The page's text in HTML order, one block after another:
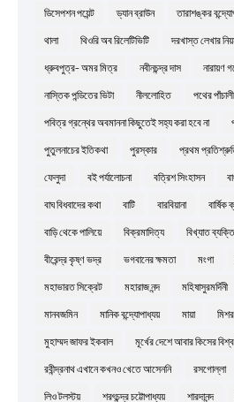
ডিসেপশন পয়েন্ট ড্যান ব্রাউন তারাশঙ্কর
থালা থিওরি অব রিলেটিভিটি দরখাস্ত লেখার
ধ্রুবপুত্র- অমর মিত্র নবীনচন্দ্র দাস নারায়ণ
নাস্তিক পন্ডিতের ভিটা নীললোহিত পথের পাঁচালী
পবিত্র গ্রন্থের অবমাননা কিছুতেই সহ্য করা হবে না
পুতুলনাচের ইতিকথা পুরস্কার প্রথম
ফেলুদা বই পর্যালোচনা বত্রিশ সিংহাসন
বাঘ বিধবাদের কথা বাটি বারবিয়ানা
বাড়ি থেকে পালিয়ে বিক্রমাদিত্য বিখ্যাত
বীরেন্দ্র কৃষ্ণ ভদ্র ভগবানের ক্ষমতা মংগা
মহাভারত সিক্রেট মহারাজ নন্দ মহিষাসুরমর্দিনী
মানবজমিন মানিক বন্দ্যোপাধ্যয় মায়া মিশর
মুহাম্মদ জাফর ইকবাল মূর্খের দেশে আবার কিসের
রবীন্দ্রনাথ এখানে কখনও খেতে আসেননি রসগোল্লা
লিও টলস্টয় শরৎচন্দ্র চট্টোপাধ্যয় শারদানন্দ